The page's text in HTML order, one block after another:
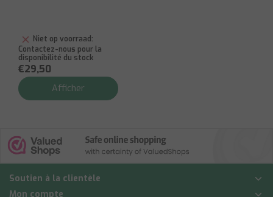
Niet op voorraad:
Contactez-nous pour la
disponibilité du stock
€29,50
Afficher
Soutien à la clientèle
Mon compte